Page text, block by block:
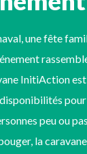
une fête
InitiAction
peu ou
la